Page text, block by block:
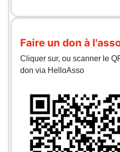
Faire un don à
Cliquer sur, ou scanner le
don via HelloAsso